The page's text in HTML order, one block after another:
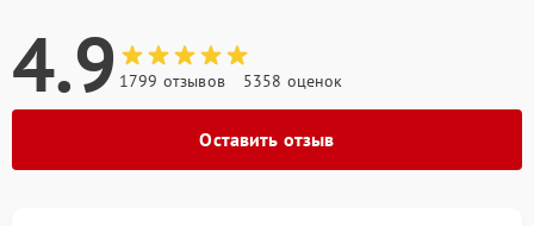
4.9 1799 отзывов 5358 оценок
Оставить отзыв